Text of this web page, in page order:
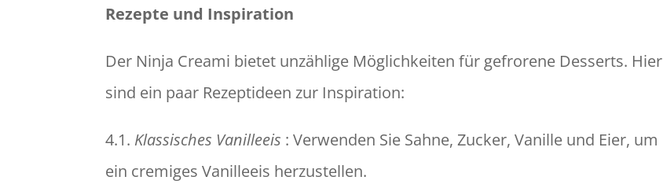
Rezepte und Inspiration
Der Ninja Creami bietet unzählige Möglichkeiten für gefrorene Desserts. Hier
sind ein paar Rezeptideen zur Inspiration:
4.1. Klassisches Vanilleeis : Verwenden Sie Sahne, Zucker, Vanille und Eier, um
ein cremiges Vanilleeis herzustellen.